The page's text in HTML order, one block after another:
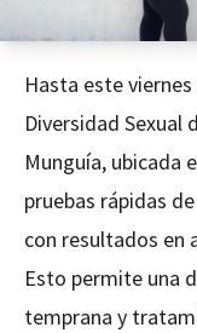
Hasta este
Diversidad Sexual
Munguía, ubicada
pruebas rápidas
con resultados en
Esto permite una
temprana y